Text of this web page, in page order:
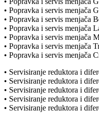
• Popravka i servis menjača
• Popravka i servis menjača
• Popravka i servis menjača
• Popravka i servis menjača
• Popravka i servis menjača
• Popravka i servis menjača
• Servisiranje reduktora i
• Servisiranje reduktora i
• Servisiranje reduktora i
• Servisiranje reduktora i
• Servisiranje reduktora i